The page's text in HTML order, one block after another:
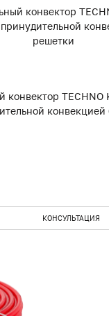
конвектор TECHNO
конвекцией
КОНСУЛЬТАЦИЯ